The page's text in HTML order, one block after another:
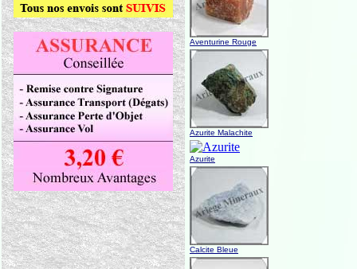
Aventurine Rouge
Azurite Malachite
Azurite
Calcite Bleue